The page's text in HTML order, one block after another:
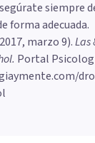
siempre
forma adecuada.
2017, marzo 9).​Las
. Portal